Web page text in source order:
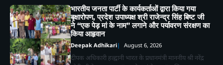
भारतीय जनता पार्टी के कार्यकर्ताओं द्वारा किया गया
बृक्षारोपण, प्रदेश उपाध्यक्ष श्री राजेन्द्र सिंह बिष्ट जी
ने “एक पेड़ मां के नाम” लगाने और पर्यावरण संरक्षण का
किया आहृवान
Deepak Adhikari August 6, 2026
दीपक अधिकारी हल्द्वानी भारत के प्रधानमंत्री माननीय श्री नरेंद्र